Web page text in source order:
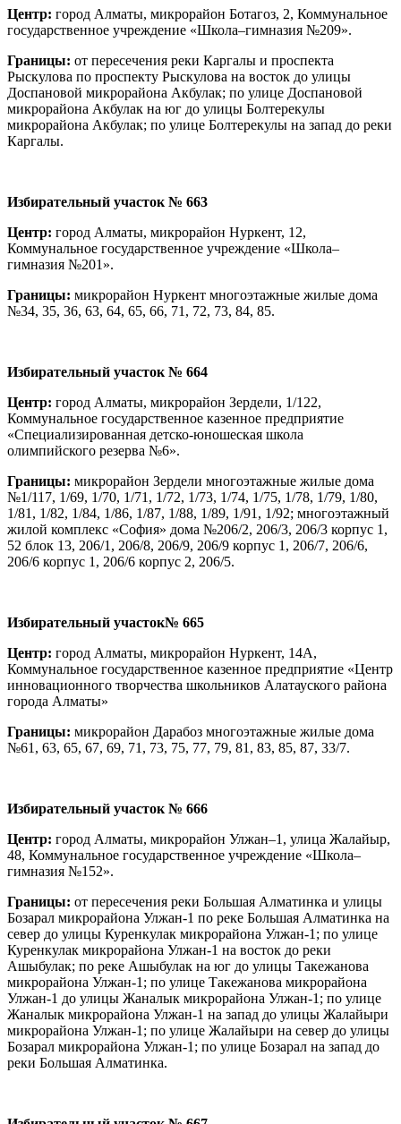
Центр: город Алматы, микрорайон Ботагоз, 2, Коммунальное
государственное учреждение «Школа–гимназия №209».
Границы: от пересечения реки Каргалы и проспекта
Рыскулова по проспекту Рыскулова на восток до улицы
Доспановой микрорайона Акбулак; по улице Доспановой
микрорайона Акбулак на юг до улицы Болтерекулы
микрорайона Акбулак; по улице Болтерекулы на запад до реки
Каргалы.
Избирательный участок№ 663
Центр: город Алматы, микрорайон Нуркент, 12,
Коммунальное государственное учреждение «Школа–
гимназия №201».
Границы: микрорайон Нуркент многоэтажные жилые дома
№34, 35, 36, 63, 64, 65, 66, 71, 72, 73, 84, 85.
Избирательный участок№ 664
Центр: город Алматы, микрорайон Зердели, 1/122,
Коммунальное государственное казенное предприятие
«Специализированная детско-юношеская школа
олимпийского резерва №6».
Границы: микрорайон Зердели многоэтажные жилые дома
№1/117, 1/69, 1/70, 1/71, 1/72, 1/73, 1/74, 1/75, 1/78, 1/79, 1/80,
1/81, 1/82, 1/84, 1/86, 1/87, 1/88, 1/89, 1/91, 1/92; многоэтажный
жилой комплекс «София» дома №206/2, 206/3, 206/3 корпус 1,
52 блок 13, 206/1, 206/8, 206/9, 206/9 корпус 1, 206/7, 206/6,
206/6 корпус 1, 206/6 корпус 2, 206/5.
Избирательный участок№ 665
Центр: город Алматы, микрорайон Нуркент, 14А,
Коммунальное государственное казенное предприятие «Центр
инновационного творчества школьников Алатауского района
города Алматы»
Границы: микрорайон Дарабоз многоэтажные жилые дома
№61, 63, 65, 67, 69, 71, 73, 75, 77, 79, 81, 83, 85, 87, 33/7.
Избирательный участок№ 666
Центр: город Алматы, микрорайон Улжан–1, улица Жалайыр,
48, Коммунальное государственное учреждение «Школа–
гимназия №152».
Границы: от пересечения реки Большая Алматинка и улицы
Бозарал микрорайона Улжан-1 по реке Большая Алматинка на
север до улицы Куренкулак микрорайона Улжан-1; по улице
Куренкулак микрорайона Улжан-1 на восток до реки
Ашыбулак; по реке Ашыбулак на юг до улицы Такежанова
микрорайона Улжан-1; по улице Такежанова микрорайона
Улжан-1 до улицы Жаналык микрорайона Улжан-1; по улице
Жаналык микрорайона Улжан-1 на запад до улицы Жалайыри
микрорайона Улжан-1; по улице Жалайыри на север до улицы
Бозарал микрорайона Улжан-1; по улице Бозарал на запад до
реки Большая Алматинка.